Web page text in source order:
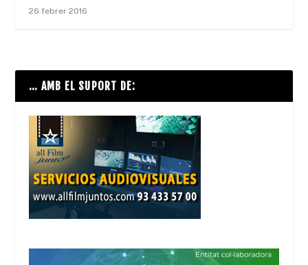
26 febrer 2016
… AMB EL SUPORT DE: